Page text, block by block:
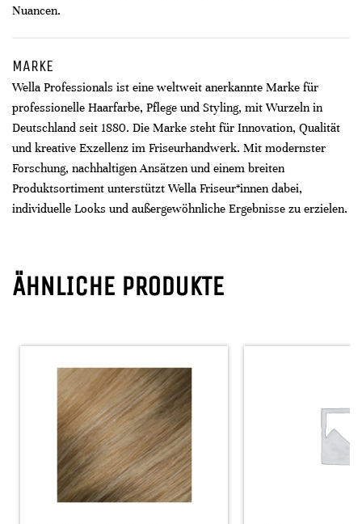
Nuancen.
MARKE
Wella Professionals ist eine weltweit anerkannte Marke für
professionelle Haarfarbe, Pflege und Styling, mit Wurzeln in
Deutschland seit 1880. Die Marke steht für Innovation, Qualität
und kreative Exzellenz im Friseurhandwerk. Mit modernster
Forschung, nachhaltigen Ansätzen und einem breiten
Produktsortiment unterstützt Wella Friseur*innen dabei,
individuelle Looks und außergewöhnliche Ergebnisse zu erzielen.
ÄHNLICHE PRODUKTE